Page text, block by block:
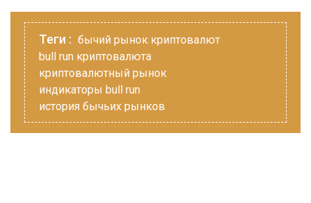
Теги : бычий рынок криптовалют
bull run криптовалюта
криптовалютный рынок
индикаторы bull run
история бычьих рынков